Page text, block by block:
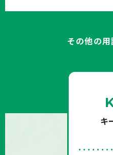
その他の
キ